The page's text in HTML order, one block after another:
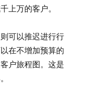
上万的客户。
可以推迟进行行
在不增加预算的
户旅程图。这是